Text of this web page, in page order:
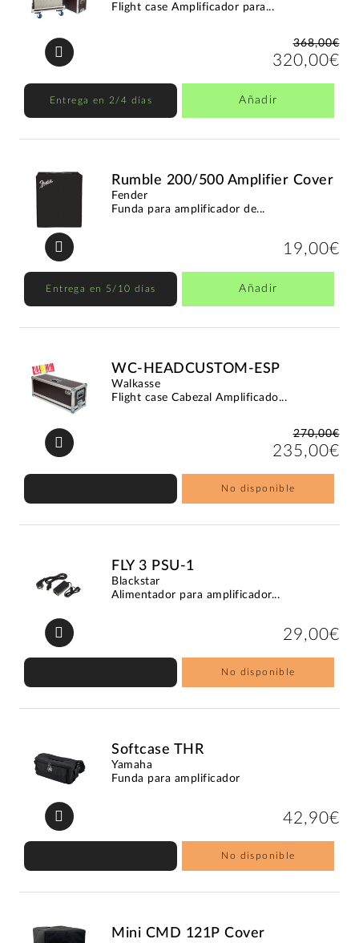
Flight case Amplificador para...
368,00€
320,00€
Entrega en 2/4 días Añadir
Rumble 200/500 Amplifier Cover
Fender
Funda para amplificador de...
19,00€
Entrega en 5/10 días Añadir
WC-HEADCUSTOM-ESP
Walkasse
Flight case Cabezal Amplificado...
270,00€
235,00€
No disponible
FLY 3 PSU-1
Blackstar
Alimentador para amplificador...
29,00€
No disponible
Softcase THR
Yamaha
Funda para amplificador
42,90€
No disponible
Mini CMD 121P Cover